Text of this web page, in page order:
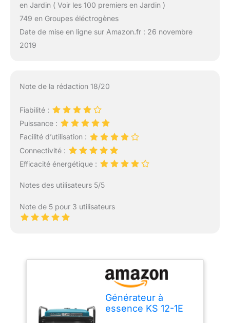
en Jardin ( Voir les 100 premiers en Jardin )
749 en Groupes éléctrogènes
Date de mise en ligne sur Amazon.fr : 26 novembre
2019
Note de la rédaction 18/20
Fiabilité :
Puissance :
Facilité d’utilisation :
Connectivité :
Efficacité énergétique :
Notes des utilisateurs 5/5
Note de 5 pour 3 utilisateurs
Générateur à
essence KS 12-1E